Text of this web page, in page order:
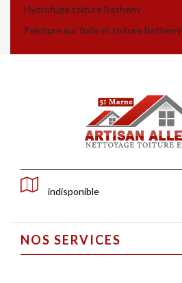
Hydrofuge toiture Betheny
Peinture sur tuile et toiture Betheny
indisponible
NOS SERVICES